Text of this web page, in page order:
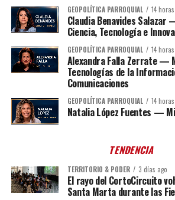
GEOPOLÍTICA PARROQUIAL 14
Claudia Benavides
Ciencia, Tecnología e
GEOPOLÍTICA PARROQUIAL 14
Alexandra Falla Zerrate —
Tecnologías de la
Comunicaciones
GEOPOLÍTICA PARROQUIAL 14
Natalia López Fuentes —
TENDENCIA
TERRITORIO & PODER 3 días ago
El rayo del CortoCircuito
Santa Marta durante las